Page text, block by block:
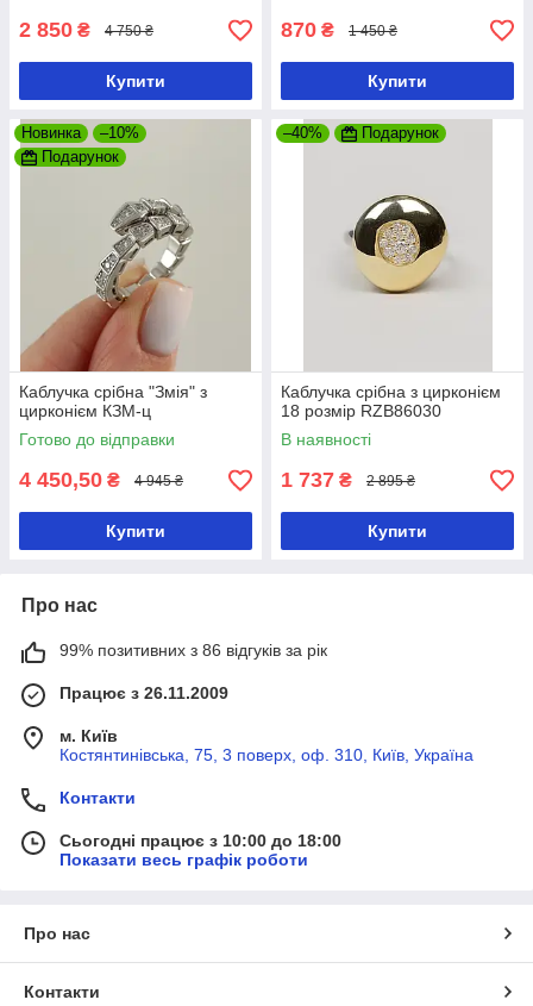
2 850 ₴ 4 750 ₴
Купити
870 ₴ 1 450 ₴
Купити
Новинка
–10%
Подарунок
Каблучка срібна "Змія" з
цирконієм КЗМ-ц
Готово до відправки
4 450,50 ₴ 4 945 ₴
Купити
–40% Подарунок
Каблучка срібна з цирконієм
18 розмір RZB86030
В наявності
1 737 ₴ 2 895 ₴
Купити
Про нас
99% позитивних з 86 відгуків за рік
Працює з 26.11.2009
м. Київ
Костянтинівська, 75, 3 поверх, оф. 310, Київ, Україна
Контакти
Сьогодні працює з 10:00 до 18:00
Показати весь графік роботи
Про нас
Контакти